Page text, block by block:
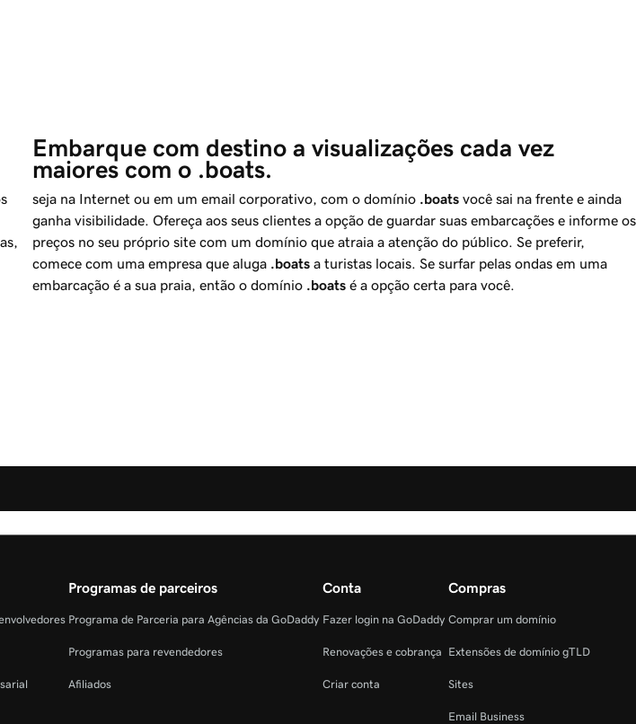
Embarque com destino a visualizações cada vez
maiores com o .boats.
seja na Internet ou em um email corporativo, com o domínio .boats você sai na frente e ainda
ganha visibilidade. Ofereça aos seus clientes a opção de guardar suas embarcações e informe os
preços no seu próprio site com um domínio que atraia a atenção do público. Se preferir,
comece com uma empresa que aluga .boats a turistas locais. Se surfar pelas ondas em uma
embarcação é a sua praia, então o domínio .boats é a opção certa para você.
Programas de parceiros
Programa de Parceria para Agências da GoDaddy
Programas para revendedores
Afiliados
Conta
Fazer login na GoDaddy
Renovações e cobrança
Criar conta
Compras
Comprar um domínio
Extensões de domínio gTLD
Sites
Email Business